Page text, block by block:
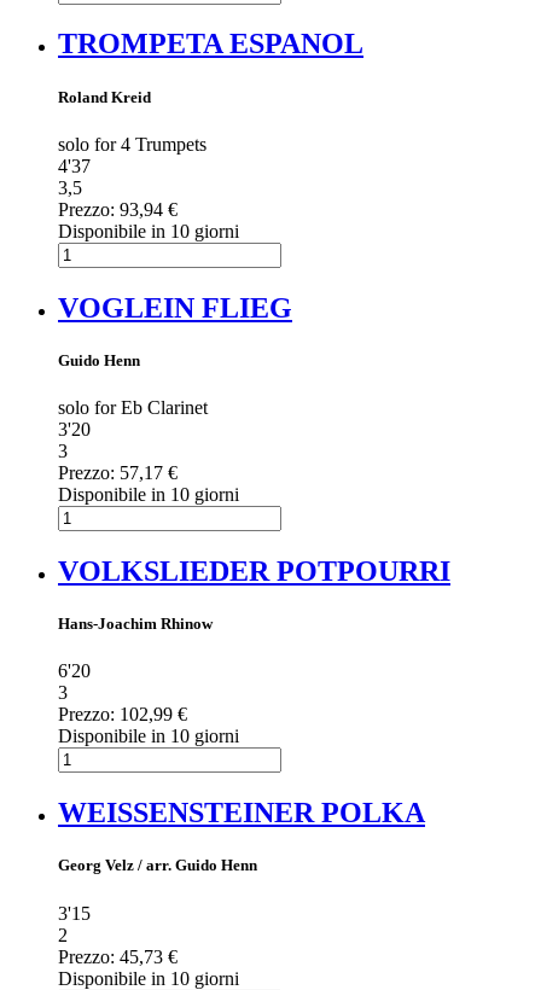
TROMPETA ESPANOL
Roland Kreid
solo for 4 Trumpets
4'37
3,5
Prezzo: 93,94 €
Disponibile in 10 giorni
VOGLEIN FLIEG
Guido Henn
solo for Eb Clarinet
3'20
3
Prezzo: 57,17 €
Disponibile in 10 giorni
VOLKSLIEDER POTPOURRI
Hans-Joachim Rhinow
6'20
3
Prezzo: 102,99 €
Disponibile in 10 giorni
WEISSENSTEINER POLKA
Georg Velz / arr. Guido Henn
3'15
2
Prezzo: 45,73 €
Disponibile in 10 giorni